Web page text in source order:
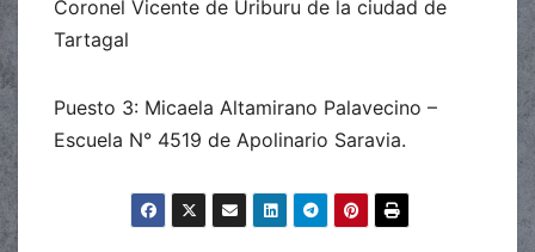
Coronel Vicente de Uriburu de la ciudad de
Tartagal
Puesto 3: Micaela Altamirano Palavecino –
Escuela N° 4519 de Apolinario Saravia.